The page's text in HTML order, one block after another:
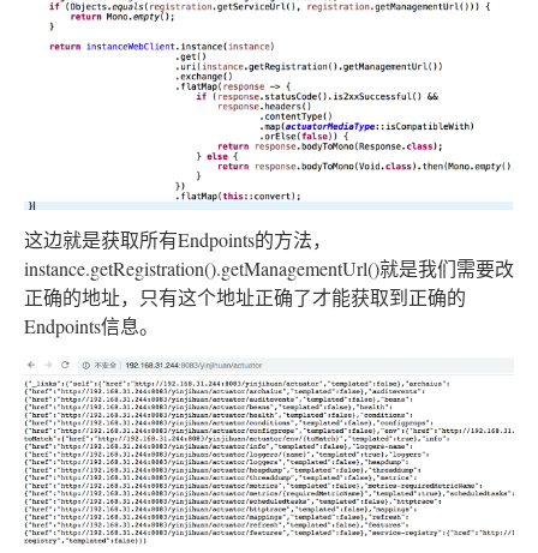
这边就是获取所有Endpoints的方法，
instance.getRegistration().getManagementUrl()就是我们需要改
正确的地址，只有这个地址正确了才能获取到正确的
Endpoints信息。